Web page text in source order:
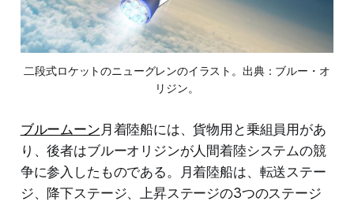
二段式ロケットのニューグレンのイラスト。出典：ブルー・オ
リジン。
ブルームーン 月着陸船には、貨物用と乗組員用があ
り、後者はブルーオリジンが人間着陸システムの競
争に参入したものである。月着陸船は、転送ステー
ジ、降下ステージ、上昇ステージの3つのステージ